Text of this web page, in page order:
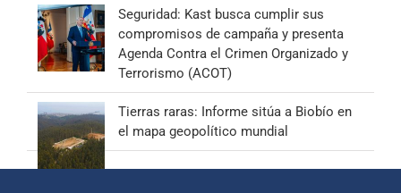
Seguridad: Kast busca cumplir sus
compromisos de campaña y presenta
Agenda Contra el Crimen Organizado y
Terrorismo (ACOT)
Tierras raras: Informe sitúa a Biobío en
el mapa geopolítico mundial